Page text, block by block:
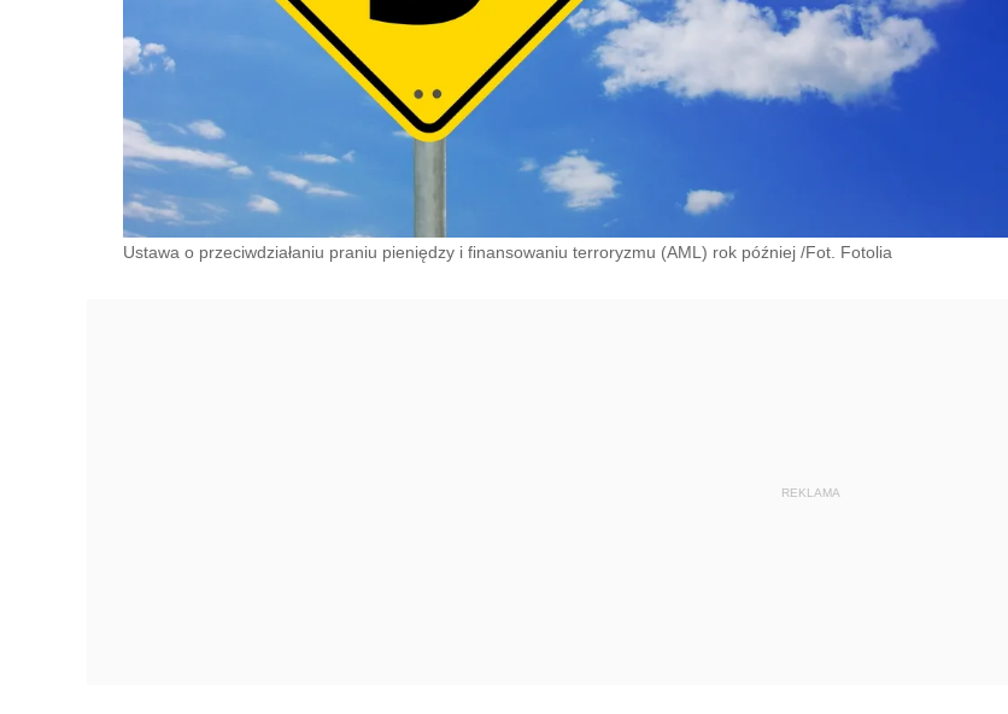
Ustawa o przeciwdziałaniu praniu pieniędzy i finansowaniu terroryzmu (AML) rok później /Fot. Fotolia